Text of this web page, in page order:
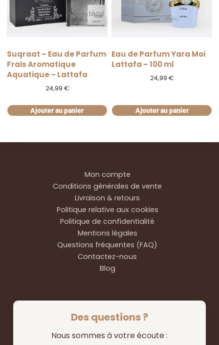
Suqraat – Eau de Parfum
Frais Aromatique
Aquatique – Lattafa
24,99 €
Ajouter au panier
Eau de Parfum Yara Moi
Lattafa – 100 ml
24,99€
Ajouter au panier
Mon compte
Conditions générales de vente
Livraison & retours
Politique relative aux cookies
Politique de confidentialité
Mentions légales
Questions fréquentes (FAQ)
Contactez-nous
Blog
Des questions ?
Nous sommes à votre écoute :